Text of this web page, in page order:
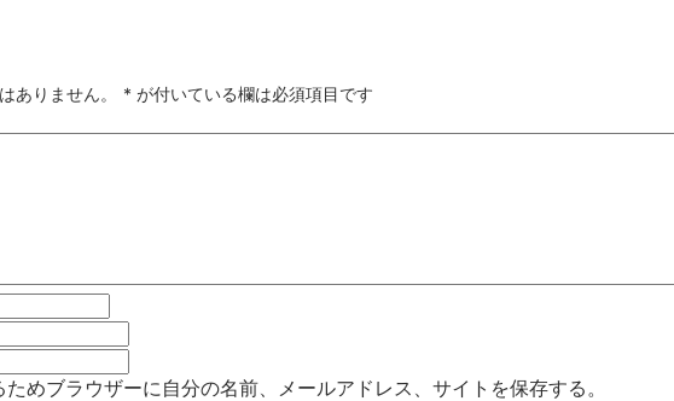
ありません。 * が付いている欄は必須項目です
めブラウザーに自分の名前、メールアドレス、サイトを保存する。